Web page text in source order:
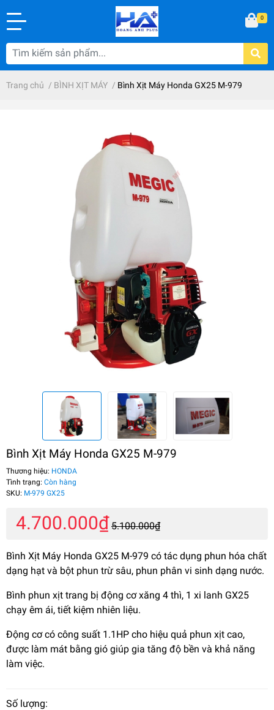
0
Trang chủ / BÌNH XỊT MÁY / Bình Xịt Máy Honda GX25 M-979
Bình Xịt Máy Honda GX25 M-979
Thương hiệu: HONDA
Tình trạng: Còn hàng
SKU: M-979 GX25
4.700.000₫ 5.100.000₫
Bình Xịt Máy Honda GX25 M-979 có tác dụng phun hóa chất
dạng hạt và bột phun trừ sâu, phun phân vi sinh dạng nước.
Bình phun xịt trang bị động cơ xăng 4 thì, 1 xi lanh GX25
chạy êm ái, tiết kiệm nhiên liệu.
Động cơ có công suất 1.1HP cho hiệu quả phun xịt cao,
được làm mát bằng gió giúp gia tăng độ bền và khả năng
làm việc.
Số lượng: